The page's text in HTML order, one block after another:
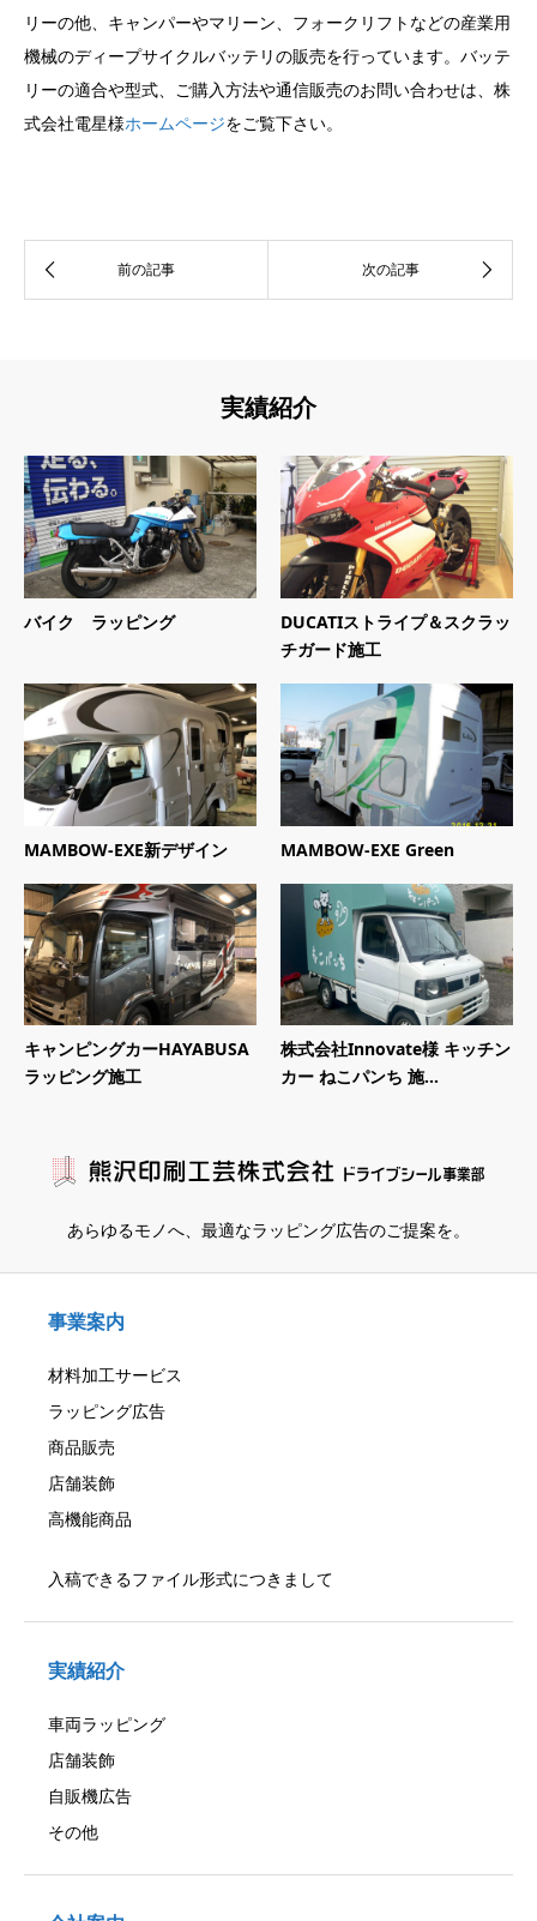
リーの他、キャンパーやマリーン、フォークリフトなどの産業用
機械のディープサイクルバッテリの販売を行っています。バッテ
リーの適合や型式、ご購入方法や通信販売のお問い合わせは、株
式会社電星様ホームページをご覧下さい。
実績紹介
バイク ラッピング
DUCATIストライプ＆スクラッ
チガード施工
MAMBOW-EXE新デザイン MAMBOW-EXE Green
キャンピングカーHAYABUSA
ラッピング施工
株式会社Innovate様 キッチン
カー ねこパンち 施...
あらゆるモノへ、 最適なラッピング広告のご提案を。
事業案内
材料加工サービス
ラッピング広告
商品販売
店舗装飾
高機能商品
入稿できるファイル形式につきまして
実績紹介
車両ラッピング
店舗装飾
自販機広告
その他